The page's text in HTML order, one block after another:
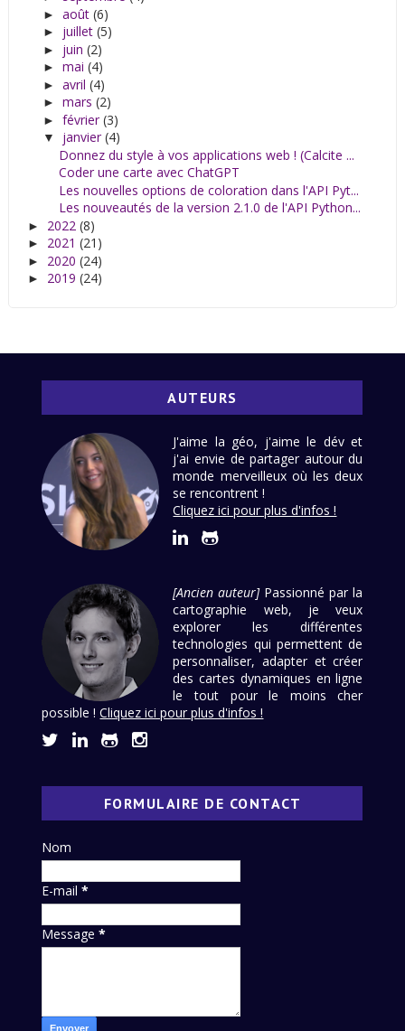
► août (6)
► juillet (5)
► juin (2)
► mai (4)
► avril (4)
► mars (2)
► février (3)
▼ janvier (4)
Donnez du style à vos applications web ! (Calcite ...
Coder une carte avec ChatGPT
Les nouvelles options de coloration dans l'API Pyt...
Les nouveautés de la version 2.1.0 de l'API Python...
► 2022 (8)
► 2021 (21)
► 2020 (24)
► 2019 (24)
AUTEURS
J'aime la géo, j'aime le dév et
j'ai envie de partager autour du
monde merveilleux où les deux
se rencontrent !
Cliquez ici pour plus d'infos !
[Ancien auteur]Passionné par la
cartographie web, je veux
explorer les différentes
technologies qui permettent de
personnaliser, adapter et créer
des cartes dynamiques en ligne
le tout pour le moins cher
possible !Cliquez ici pour plus d'infos !
FORMULAIRE DE CONTACT
Nom
E-mail*
Message*